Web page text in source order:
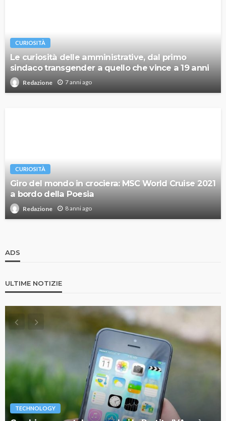
CURIOSITÀ
Le curiosità delle amministrative, dal primo
sindaco transgender a quello che vince a 19 anni
Redazione 7 anni ago
CURIOSITÀ
Giro del mondo in crociera: MSC World Cruise 2021
a bordo della Poesia
Redazione 8 anni ago
ADS
ULTIME NOTIZIE
TECHNOLOGY